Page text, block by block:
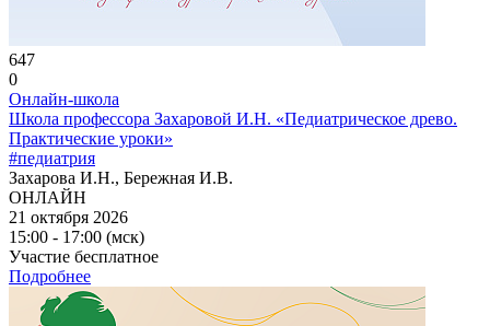
647
0
Онлайн-школа
Школа профессора Захаровой И.Н. «Педиатрическое древо.
Практические уроки»
#педиатрия
Захарова И.Н., Бережная И.В.
ОНЛАЙН
21 октября 2026
15:00 - 17:00 (мск)
Участие бесплатное
Подробнее